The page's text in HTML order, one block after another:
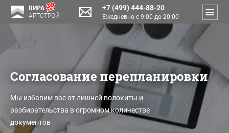
ВИРА
АРТСТРОЙ
+7 (499) 444-88-20
Ежедневно с 9:00 до 20:00
Согласование перепланировки
Мы избавим вас от лишней волокиты и
разбирательства в огромном количестве
документов